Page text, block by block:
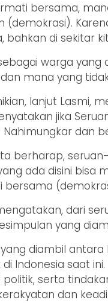
bersama,
(demokrasi).
bahkan di sekitar
warga
mana yang
lanjut Lasmi,
jika
Nahimungkar dan
berharap,
ada disini bisa
dari
yang
diambil antara
di Indonesia saat
politik, serta
dan